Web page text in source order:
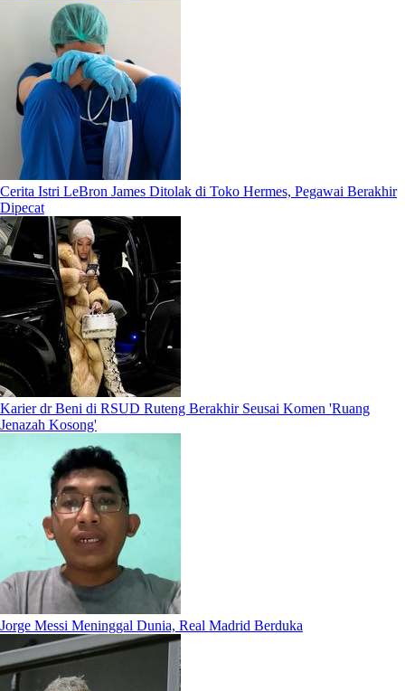
Cerita Istri LeBron James Ditolak di Toko Hermes, Pegawai Berakhir
Dipecat
Karier dr Beni di RSUD Ruteng Berakhir Seusai Komen 'Ruang
Jenazah Kosong'
Jorge Messi Meninggal Dunia, Real Madrid Berduka